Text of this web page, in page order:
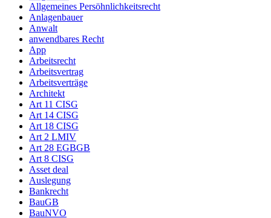
Allgemeines Persöhnlichkeitsrecht
Anlagenbauer
Anwalt
anwendbares Recht
App
Arbeitsrecht
Arbeitsvertrag
Arbeitsverträge
Architekt
Art 11 CISG
Art 14 CISG
Art 18 CISG
Art 2 LMIV
Art 28 EGBGB
Art 8 CISG
Asset deal
Auslegung
Bankrecht
BauGB
BauNVO